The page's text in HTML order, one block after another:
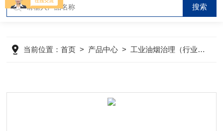
当前位置：首页 > 产品中心 > 工业油烟治理（行业分类）